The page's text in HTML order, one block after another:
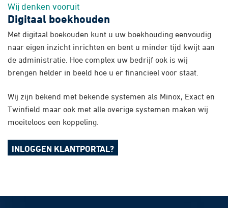
Wij denken vooruit
Digitaal boekhouden
Met digitaal boekouden kunt u uw boekhouding eenvoudig
naar eigen inzicht inrichten en bent u minder tijd kwijt aan
de administratie. Hoe complex uw bedrijf ook is wij
brengen helder in beeld hoe u er financieel voor staat.
Wij zijn bekend met bekende systemen als Minox, Exact en
Twinfield maar ook met alle overige systemen maken wij
moeiteloos een koppeling.
INLOGGEN KLANTPORTAL?